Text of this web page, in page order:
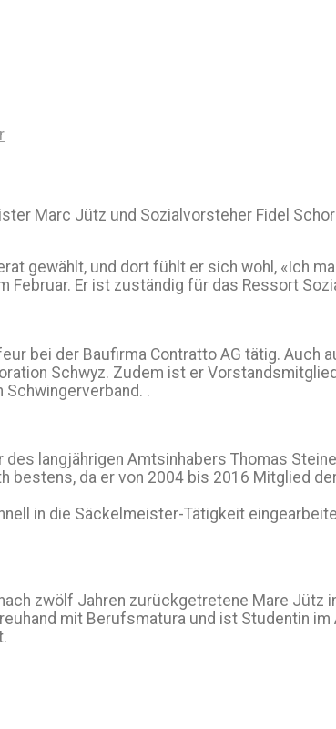
Marc Jütz und Sozialvorsteher Fidel
gewählt, und dort fühlt er sich wohl, «Ich
Februar. Er ist zuständig für das Ressort
bei der Baufirma Contratto AG tätig.
Schwyz. Zudem ist er
.
langjährigen Amtsinhabers Thomas
bestens, da er von 2004 bis 2016 Mitglied
in die Säckelmeister-Tätigkeit
zwölf Jahren zurückgetretene Mare
mit Berufsmatura und ist Studentin